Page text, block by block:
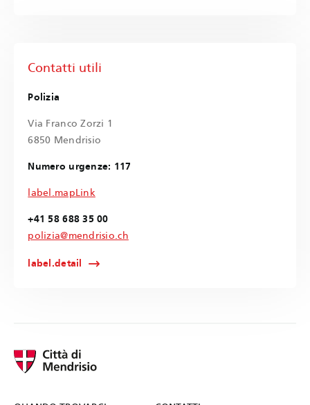
Contatti utili
Polizia
Via Franco Zorzi 1
6850 Mendrisio
Numero urgenze: 117
label.mapLink
+41 58 688 35 00
polizia@mendrisio.ch
label.detail